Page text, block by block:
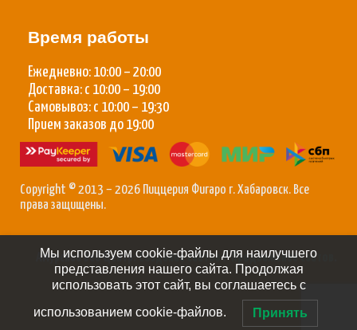
Время работы
Ежедневно: 10:00 – 20:00
Доставка: с 10:00 – 19:00
Самовывоз: с 10:00 – 19:30
Прием заказов до 19:00
Copyright © 2013 – 2026 Пиццерия Фигаро г. Хабаровск. Все
права защищены.
Амурский Веб Центр:Создание сайтов /Продвижение сайтов
Мы используем cookie-файлы для наилучшего
представления нашего сайта. Продолжая
использовать этот сайт, вы соглашаетесь с
использованием cookie-файлов. Принять